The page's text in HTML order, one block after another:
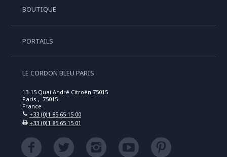
BOUTIQUE
PORTAILS
LE CORDON BLEU PARIS
13-15 Quai André Citroën 75015
Paris , 75015
France
+33 (0)1 85 65 15 00
+33 (0)1 85 65 15 01